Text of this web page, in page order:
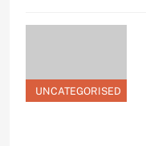
UNCATEGORISED